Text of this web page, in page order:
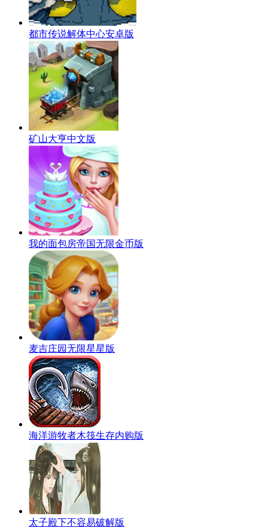
都市传说解体中心安卓版
矿山大亨中文版
我的面包房帝国无限金币版
麦吉庄园无限星星版
海洋游牧者木筏生存内购版
太子殿下不容易破解版